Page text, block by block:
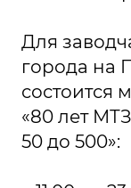
Для
города на
состоится
«80 лет
50 до 500»: